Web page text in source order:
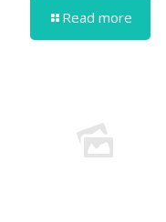
Read more